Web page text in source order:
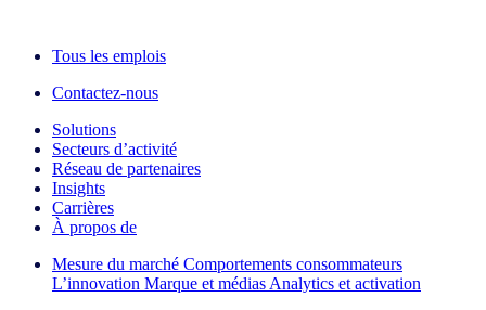
Tous les emplois
Contactez-nous
Solutions
Secteurs d’activité
Réseau de partenaires
Insights
Carrières
À propos de
Mesure du marché Comportements consommateurs
L’innovation Marque et médias Analytics et activation